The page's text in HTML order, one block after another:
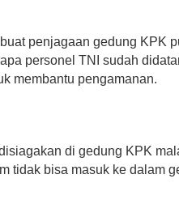
penjagaan gedung KPK
personel TNI sudah
membantu pengamanan.
di gedung KPK
tidak bisa masuk ke dalam